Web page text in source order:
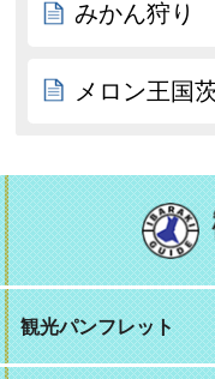
みかん狩り
メロン王国
観光パンフレット